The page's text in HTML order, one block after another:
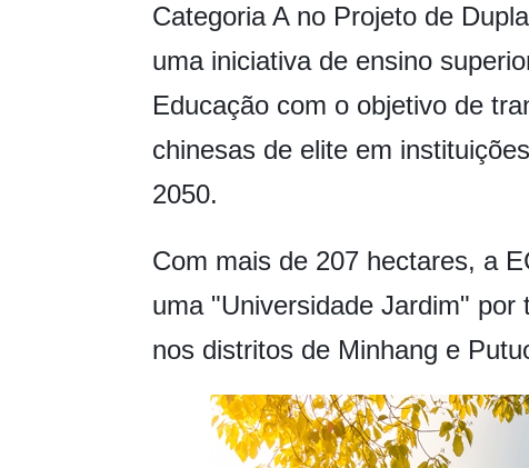
Categoria A no Projeto de
uma iniciativa de ensino
Educação com o objetivo de
chinesas de elite em
2050.
Com mais de 207 hectares, a
uma "Universidade Jardim"
nos distritos de Minhang e